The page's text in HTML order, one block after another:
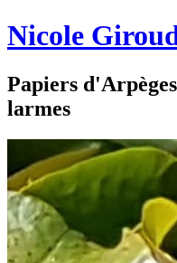
Nicole
Papiers
larmes